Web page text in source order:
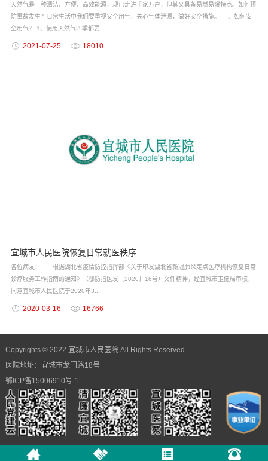
天然气是一种清洁、方便、高效能源，现已走进千家万户，但其又具备易燃易爆特点。如何预
防事故发生？日常生活中我们要重视安全用气，关心气体泄漏，做好安全措施。 一、如何安
全用气？ 1、使用天然气四季都要...
2021-07-25 18010
宜城市人民医院恢复日常就医秩序
各位病友： 根据湖北省疫情防控指挥部《关于印发湖北省新冠肺炎定点医疗机构恢复日常
诊疗服务工作指南的通知》（鄂防指医发［2020］16号）文件精神，经宜城市卫健局审核，
同意宜城市人民医院于2020年3...
2020-03-16 16766
Copyrights © 2022 宜城市人民医院 All Rights Reserved
医院地址：宜城市龙门路18号
鄂ICP备15006910号-1